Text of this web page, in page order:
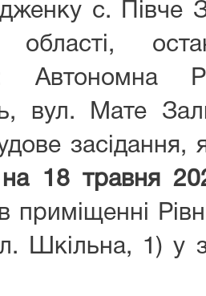
с. Півче
області,
Автономна
вул. Мате
на18 травня
приміщенні
Шкільна, 1) у